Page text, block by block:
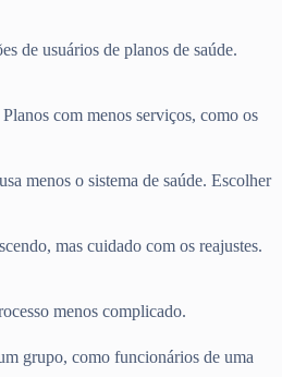
de usuários de planos de saúde.
com menos serviços, como os
menos o sistema de saúde. Escolher
mas cuidado com os reajustes.
menos complicado.
grupo, como funcionários de uma